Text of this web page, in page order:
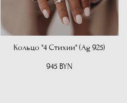
Кольцо "4 Стихии" (Ag 925)
945 BYN